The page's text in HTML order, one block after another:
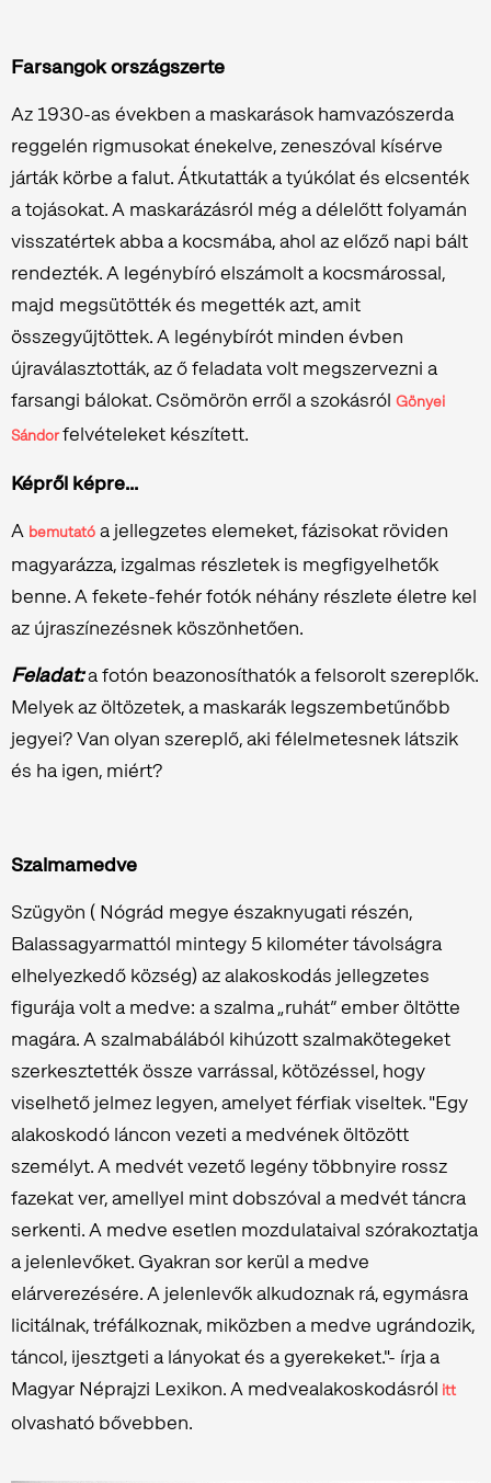
Farsangok országszerte
Az 1930-as években a maskarások hamvazószerda
reggelén rigmusokat énekelve, zeneszóval kísérve
járták körbe a falut. Átkutatták a tyúkólat és elcsenték
a tojásokat. A maskarázásról még a délelőtt folyamán
visszatértek abba a kocsmába, ahol az előző napi bált
rendezték. A legénybíró elszámolt a kocsmárossal,
majd megsütötték és megették azt, amit
összegyűjtöttek. A legénybírót minden évben
újraválasztották, az ő feladata volt megszervezni a
farsangi bálokat. Csömörön erről a szokásról Gönyei
Sándorfelvételeket készített.
Képről képre...
A bemutató a jellegzetes elemeket, fázisokat röviden
magyarázza, izgalmas részletek is megfigyelhetők
benne. A fekete-fehér fotók néhány részlete életre kel
az újraszínezésnek köszönhetően.
Feladat:a fotón beazonosíthatók a felsorolt szereplők.
Melyek az öltözetek, a maskarák legszembetűnőbb
jegyei? Van olyan szereplő, aki félelmetesnek látszik
és ha igen, miért?
Szalmamedve
Szügyön ( Nógrád megye északnyugati részén,
Balassagyarmattól mintegy 5 kilométer távolságra
elhelyezkedő község) az alakoskodás jellegzetes
figurája volt a medve: a szalma „ruhát” ember öltötte
magára. A szalmabálából kihúzott szalmakötegeket
szerkesztették össze varrással, kötözéssel, hogy
viselhető jelmez legyen, amelyet férfiak viseltek. "Egy
alakoskodó láncon vezeti a medvének öltözött
személyt. A medvét vezető legény többnyire rossz
fazekat ver, amellyel mint dobszóval a medvét táncra
serkenti. A medve esetlen mozdulataival szórakoztatja
a jelenlevőket. Gyakran sor kerül a medve
elárverezésére. A jelenlevők alkudoznak rá, egymásra
licitálnak, tréfálkoznak, miközben a medve ugrándozik,
táncol, ijesztgeti a lányokat és a gyerekeket."- írja a
Magyar Néprajzi Lexikon. A medvealakoskodásról itt
olvasható bővebben.